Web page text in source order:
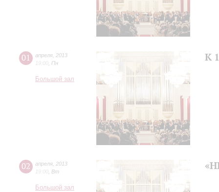
01 апреля 2013
19:00 Пн
Большой зал
К
02 апреля 2013
19:00 Вт
Большой зал